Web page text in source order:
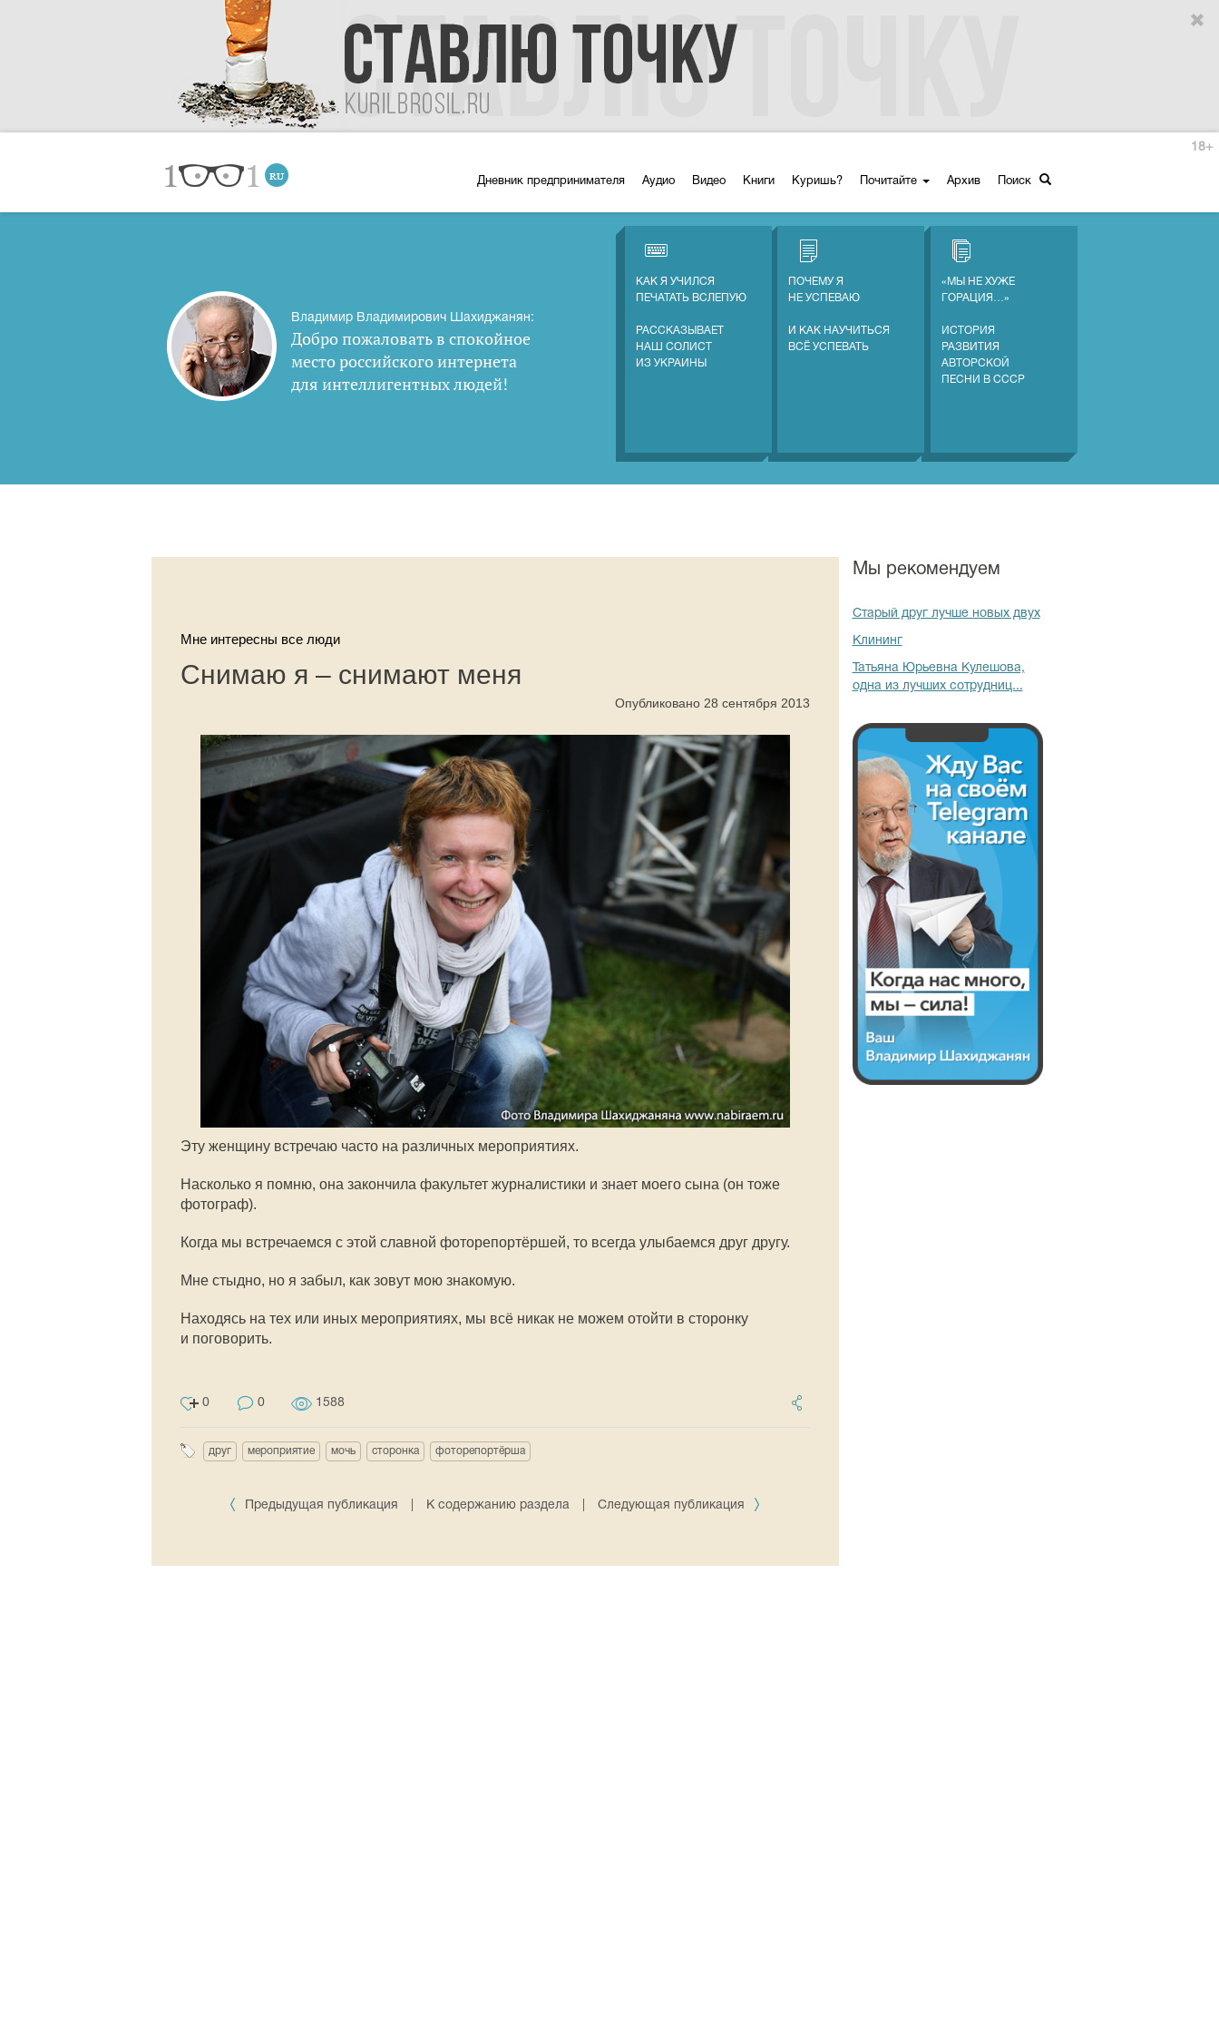
Дневник предпринимателя Аудио Видео Книги Куришь? Почитайте Архив Поиск
18+
Владимир Владимирович Шахиджанян:
Добро пожаловать в спокойное
место российского интернета
для интеллигентных людей!
КАК Я УЧИЛСЯ
ПЕЧАТАТЬ ВСЛЕПУЮ
РАССКАЗЫВАЕТ
НАШ СОЛИСТ
ИЗ УКРАИНЫ
ПОЧЕМУ Я
НЕ УСПЕВАЮ
И КАК НАУЧИТЬСЯ
ВСЁ УСПЕВАТЬ
«МЫ НЕ ХУЖЕ
ГОРАЦИЯ…»
ИСТОРИЯ
РАЗВИТИЯ
АВТОРСКОЙ
ПЕСНИ В СССР
Мне интересны все люди
Снимаю я – снимают меня
Опубликовано 28 сентября 2013
Эту женщину встречаю часто на различных мероприятиях.
Насколько я помню, она закончила факультет журналистики и знает моего сына (он тоже
фотограф).
Когда мы встречаемся с этой славной фоторепортёршей, то всегда улыбаемся друг другу.
Мне стыдно, но я забыл, как зовут мою знакомую.
Находясь на тех или иных мероприятиях, мы всё никак не можем отойти в сторонку
и поговорить.
0 0 1588
друг мероприятие мочь сторонка фоторепортёрша
Предыдущая публикация К содержанию раздела Следующая публикация
Мы рекомендуем
Старый друг лучше новых двух
Клининг
Татьяна Юрьевна Кулешова,
одна из лучших сотрудниц...